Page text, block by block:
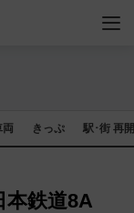
両 きっぷ 駅･街 再
本鉄道8A